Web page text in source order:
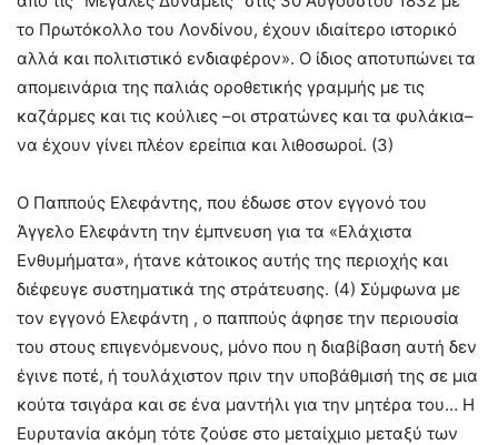
το Πρωτόκολλο του Λονδίνου, έχουν ιδιαίτερο ιστορικό
αλλά και πολιτιστικό ενδιαφέρον». Ο ίδιος αποτυπώνει τα
απομεινάρια της παλιάς οροθετικής γραμμής με τις
καζάρμες και τις κούλιες –οι στρατώνες και τα φυλάκια–
να έχουν γίνει πλέον ερείπια και λιθοσωροί. (3)
Ο Παππούς Ελεφάντης, που έδωσε στον εγγονό του
Άγγελο Ελεφάντη την έμπνευση για τα «Ελάχιστα
Ενθυμήματα», ήτανε κάτοικος αυτής της περιοχής και
διέφευγε συστηματικά της στράτευσης. (4) Σύμφωνα με
τον εγγονό Ελεφάντη , ο παππούς άφησε την περιουσία
του στους επιγενόμενους, μόνο που η διαβίβαση αυτή δεν
έγινε ποτέ, ή τουλάχιστον πριν την υποβάθμισή της σε μια
κούτα τσιγάρα και σε ένα μαντήλι για την μητέρα του… Η
Ευρυτανία ακόμη τότε ζούσε στο μεταίχμιο μεταξύ των